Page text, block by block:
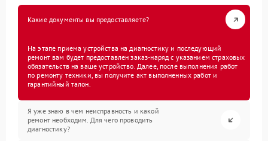
Какие документы вы предоставляете?
На этапе приема устройства на диагностику и последующий
ремонт вам будет предоставлен заказ-наряд с указанием страховых
обязательств на ваше устройство. Далее, после выполнения работ
по ремонту техники, вы получите акт выполненных работ и
гарантийный талон.
Я уже знаю в чем неисправность и какой
ремонт необходим. Для чего проводить
диагностику?